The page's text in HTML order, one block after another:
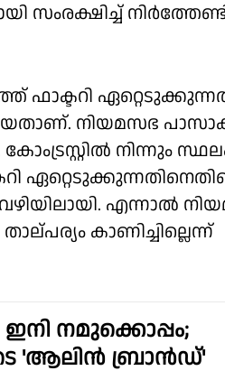
സംരക്ഷിച്ച്
നിയമസഭ
നിന്നും
എന്നാൽ
കാണിച്ചില്ലെന്ന്
നമുക്കൊപ്പം;
'ആലിൻ ബ്രാൻഡ്'